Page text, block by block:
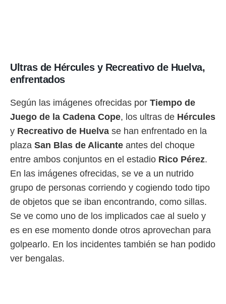
uso de
medir el
el
del
de
o a través
de
de
uso de
con el
e
Ultras de Hércules y Recreativo de Huelva,
enfrentados
Según las imágenes ofrecidas por Tiempo de
Juego de la Cadena Cope, los ultras de Hércules
y Recreativo de Huelva se han enfrentado en la
plaza San Blas de Alicante antes del choque
entre ambos conjuntos en el estadio Rico Pérez.
En las imágenes ofrecidas, se ve a un nutrido
grupo de personas corriendo y cogiendo todo tipo
de objetos que se iban encontrando, como sillas.
Se ve como uno de los implicados cae al suelo y
es en ese momento donde otros aprovechan para
golpearlo. En los incidentes también se han podido
ver bengalas.